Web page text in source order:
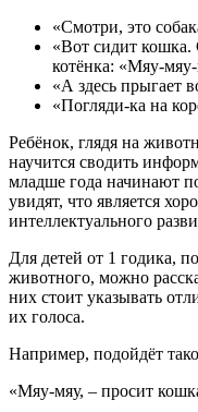
«Смотри, это
«Вот сидит кошка.
котёнка: «Мяу-
«А здесь прыгает
«Погляди-ка на
Ребёнок, глядя на
научится сводить
младше года начинают
увидят, что является
интеллектуального
Для детей от 1 годика,
животного, можно
них стоит указывать
их голоса.
Например, подойдёт
«Мяу-мяу, – просит